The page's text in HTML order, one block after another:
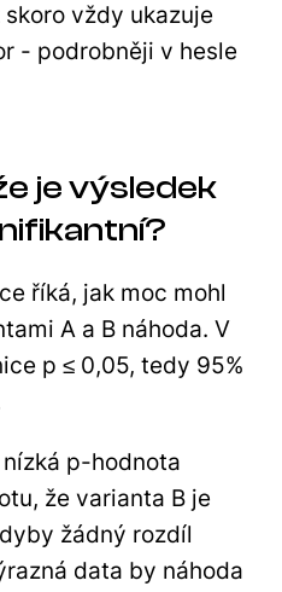
vždy ukazuje
- podrobněji v hesle
je výsledek
říká, jak moc mohl
A a B náhoda. V
p ≤ 0,05, tedy 95%
p-hodnota
že varianta B je
žádný rozdíl
data by náhoda